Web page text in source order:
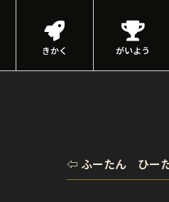
きかく がいよう
⇦ ふーたん ひー